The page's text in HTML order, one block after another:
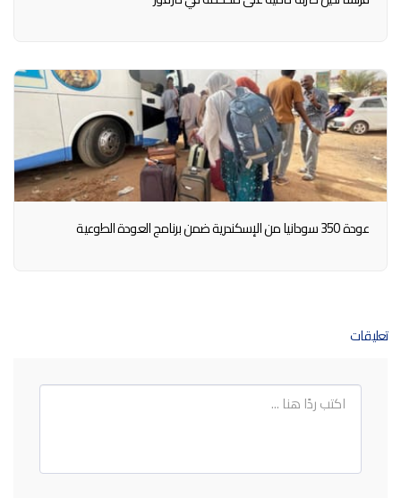
عودة 350 سودانيا من الإسكندرية ضمن برنامج العودة الطوعية
تعليقات